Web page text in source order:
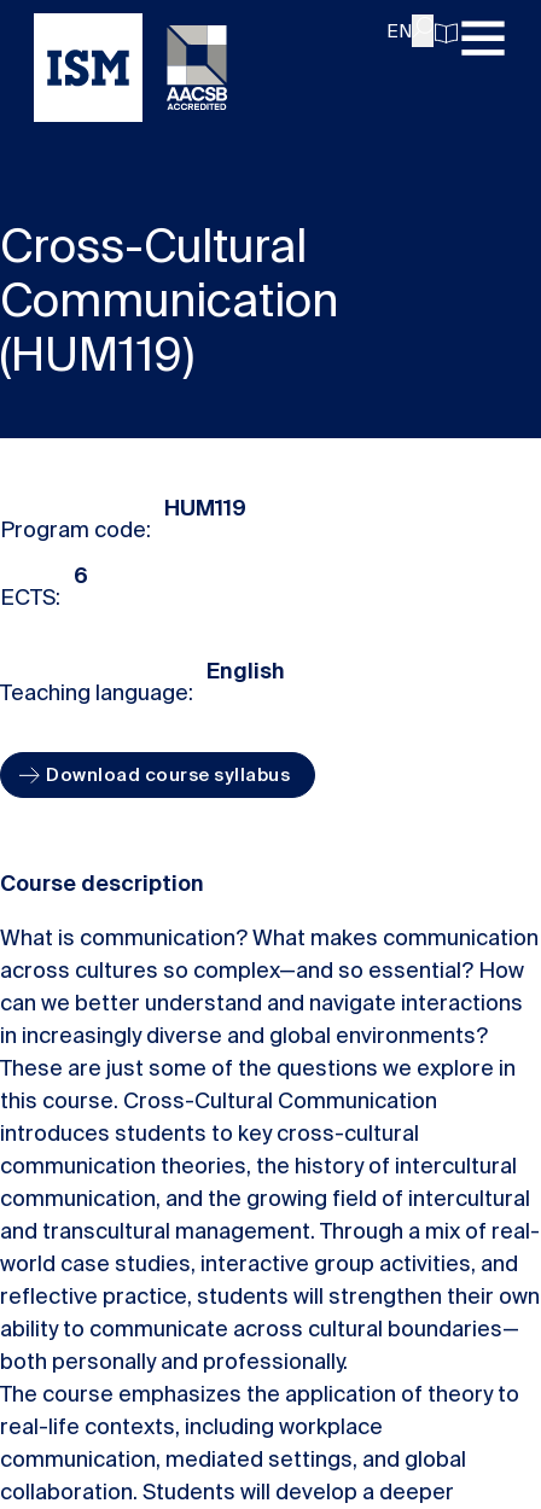
EN
Cross-Cultural
Communication
(HUM119)
Program code:
HUM119
ECTS:
6
Teaching language:
English
Download course syllabus
Course description
What is communication? What makes communication
across cultures so complex—and so essential? How
can we better understand and navigate interactions
in increasingly diverse and global environments?
These are just some of the questions we explore in
this course. Cross-Cultural Communication
introduces students to key cross-cultural
communication theories, the history of intercultural
communication, and the growing field of intercultural
and transcultural management. Through a mix of real-
world case studies, interactive group activities, and
reflective practice, students will strengthen their own
ability to communicate across cultural boundaries—
both personally and professionally.
The course emphasizes the application of theory to
real-life contexts, including workplace
communication, mediated settings, and global
collaboration. Students will develop a deeper